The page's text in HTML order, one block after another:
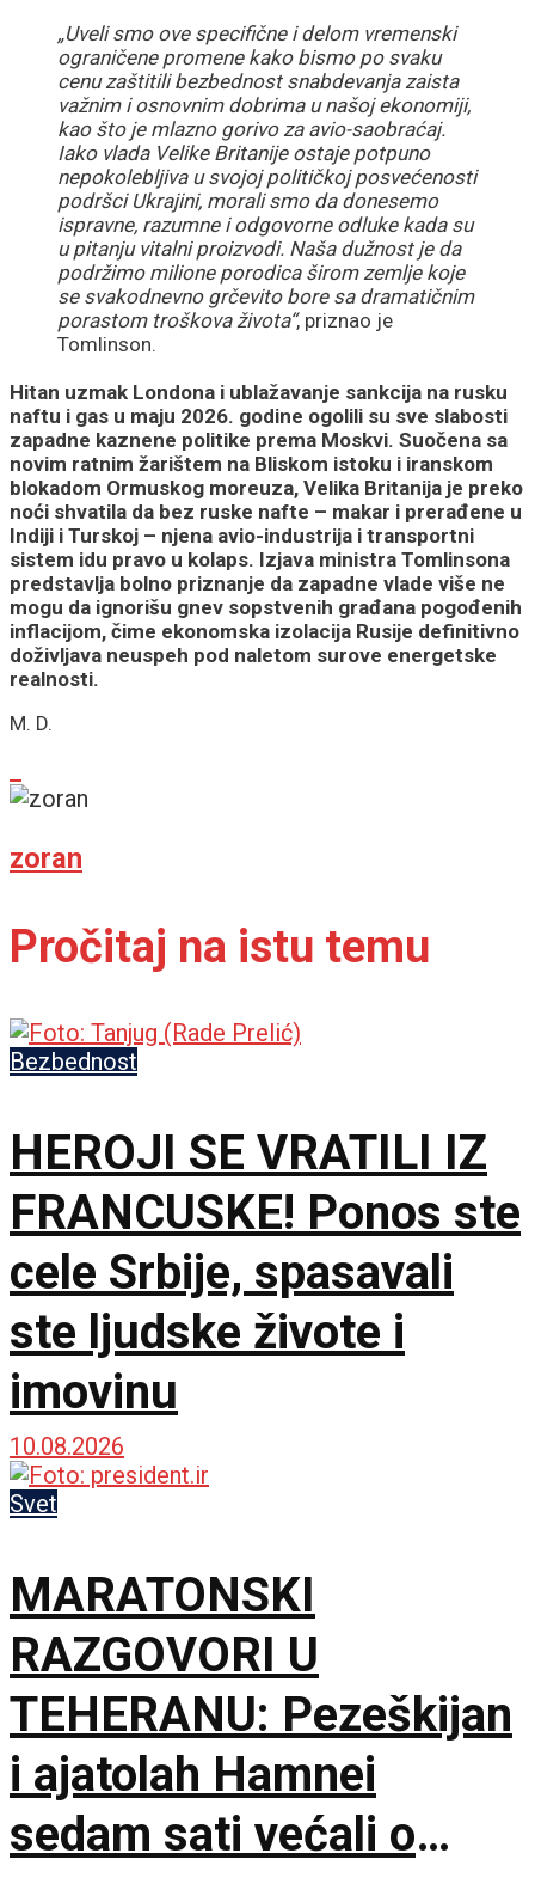
„Uveli smo ove specifične i delom vremenski
ograničene promene kako bismo po svaku
cenu zaštitili bezbednost snabdevanja zaista
važnim i osnovnim dobrima u našoj ekonomiji,
kao što je mlazno gorivo za avio-saobraćaj.
Iako vlada Velike Britanije ostaje potpuno
nepokolebljiva u svojoj političkoj posvećenosti
podršci Ukrajini, morali smo da donesemo
ispravne, razumne i odgovorne odluke kada su
u pitanju vitalni proizvodi. Naša dužnost je da
podržimo milione porodica širom zemlje koje
se svakodnevno grčevito bore sa dramatičnim
porastom troškova života“, priznao je
Tomlinson.
Hitan uzmak Londona i ublažavanje sankcija na rusku
naftu i gas u maju 2026. godine ogolili su sve slabosti
zapadne kaznene politike prema Moskvi. Suočena sa
novim ratnim žarištem na Bliskom istoku i iranskom
blokadom Ormuskog moreuza, Velika Britanija je preko
noći shvatila da bez ruske nafte – makar i prerađene u
Indiji i Turskoj – njena avio-industrija i transportni
sistem idu pravo u kolaps. Izjava ministra Tomlinsona
predstavlja bolno priznanje da zapadne vlade više ne
mogu da ignorišu gnev sopstvenih građana pogođenih
inflacijom, čime ekonomska izolacija Rusije definitivno
doživljava neuspeh pod naletom surove energetske
realnosti.
M. D.
zoran
Pročitaj na istu temu
Bezbednost
HEROJI SE VRATILI IZ
FRANCUSKE! Ponos ste
cele Srbije, spasavali
ste ljudske živote i
imovinu
10.08.2026
Svet
MARATONSKI
RAZGOVORI U
TEHERANU: Pezeškijan
i ajatolah Hamnei
sedam sati većali o